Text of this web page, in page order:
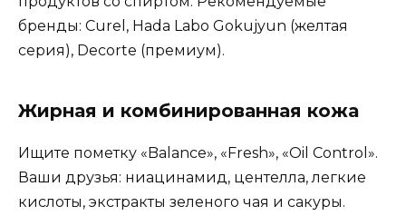
бренды: Curel, Hada Labo Gokujyun (желтая
серия), Decorte (премиум).
Жирная и комбинированная кожа
Ищите пометку «Balance», «Fresh», «Oil Control».
Ваши друзья: ниацинамид, центелла, легкие
кислоты, экстракты зеленого чая и сакуры.